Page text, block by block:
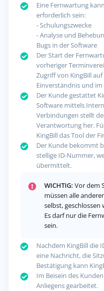
Eine Fernwartung
erforderlich sein:
- Schulungszwecke
- Analyse und
Bugs in der Software
Der Start der
vorheriger
Zugriff von KingBill
Einverständnis und
Der Kunde gestattet
Software mittels
Verbindungen stellt
Verantwortung her.
KingBill das Tool der
Der Kunde bekommt
stellige ID-Nummer,
übermittelt.
WICHTIG: Vor dem
müssen alle
selbst, geschlossen
Es darf nur die
sein.
Nachdem KingBill die
eine Nachricht, die
Bestätigung kann
Im Beisein des
Anliegens gearbeitet.